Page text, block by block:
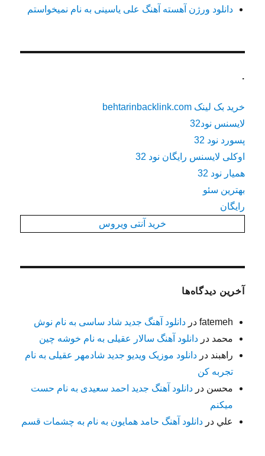
دانلود ورژن آهسته آهنگ علی یاسینی به نام نمیخواستم
.
خرید بک لینک behtarinbacklink.com
لایسنس نود32
پسورد نود 32
اوکلی لایسنس رایگان نود 32
همیار نود 32
بهترین سئو
رایگان
خرید آنتی ویروس
آخرین دیدگاه‌ها
fatemeh دردانلود آهنگ جدید شاد ساسی به نام نوش
محمد دردانلود آهنگ سالار عقیلی به نام خوشه چین
راهبند دردانلود موزیک ویدیو جدید شادمهر عقیلی به نام
تجربه کن
محسن دردانلود آهنگ جدید احمد سعیدی به نام حست
میکنم
علي دردانلود آهنگ حامد همایون به نام به چشمات قسم